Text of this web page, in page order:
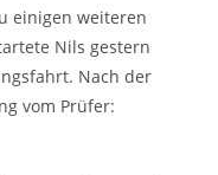
einigen weiteren
Nils gestern
Nach der
vom Prüfer: